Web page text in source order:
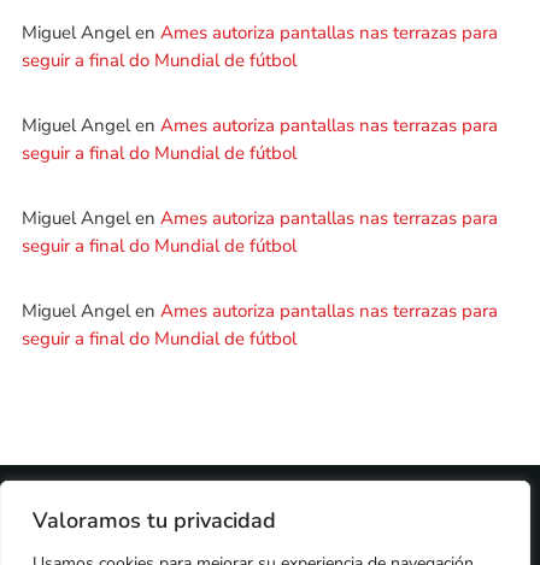
Valoramos tu privacidad
Miguel Angelen Ames autoriza pantallas nas terrazas para
seguir a final do Mundial de fútbol
Miguel Angelen Ames autoriza pantallas nas terrazas para
seguir a final do Mundial de fútbol
Miguel Angelen Ames autoriza pantallas nas terrazas para
seguir a final do Mundial de fútbol
Miguel Angelen Ames autoriza pantallas nas terrazas para
seguir a final do Mundial de fútbol
2024 © PROPIEDAD DEDEZASETE MEDIA SL